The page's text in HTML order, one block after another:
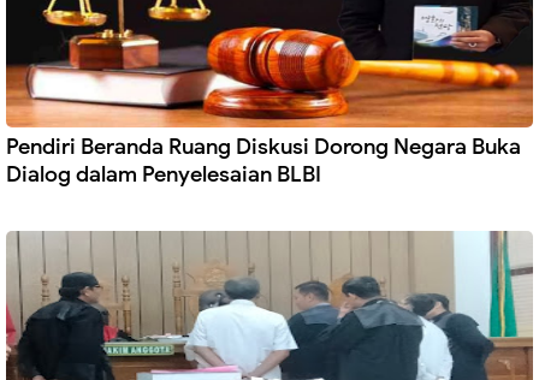
Pendiri Beranda Ruang Diskusi Dorong Negara Buka
Dialog dalam Penyelesaian BLBI